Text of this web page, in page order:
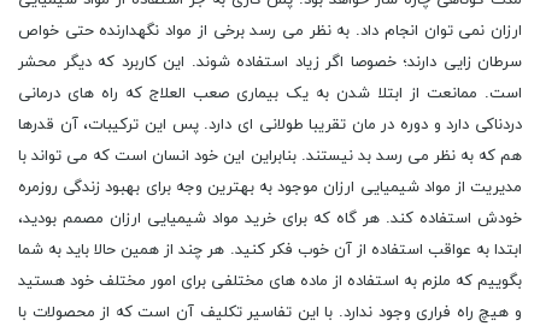
ارزان نمی توان انجام داد. به نظر می رسد برخی از مواد نگهدارنده حتی خواص
سرطان زایی دارند؛ خصوصا اگر زیاد استفاده شوند. این کاربرد که دیگر محشر
است. ممانعت از ابتلا شدن به یک بیماری صعب العلاج که راه های درمانی
دردناکی دارد و دوره در مان تقریبا طولانی ای دارد. پس این ترکیبات، آن قدرها
هم که به نظر می رسد بد نیستند. بنابراین این خود انسان است که می تواند با
مدیریت از مواد شیمیایی ارزان موجود به بهترین وجه برای بهبود زندگی روزمره
خودش استفاده کند. هر گاه که برای خرید مواد شیمیایی ارزان مصمم بودید،
ابتدا به عواقب استفاده از آن خوب فکر کنید. هر چند از همین حالا باید به شما
بگوییم که ملزم به استفاده از ماده های مختلفی برای امور مختلف خود هستید
و هیچ راه فراری وجود ندارد. با این تفاسیر تکلیف آن است که از محصولات با